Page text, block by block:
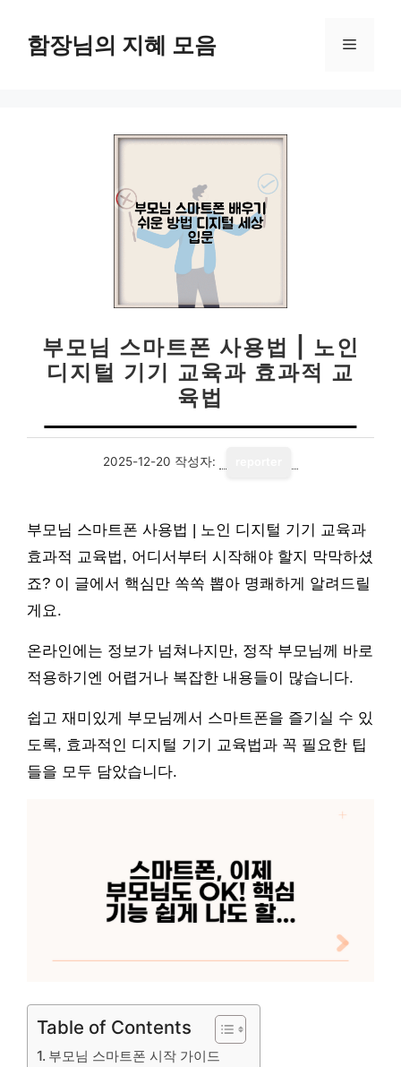
함장님의 지혜 모음 메
부모님 스마트폰 사용법 | 노인
디지털 기기 교육과 효과적 교
육법
2025-12-20 작성자:
부모님 스마트폰 사용법 | 노인 디지털 기기 교육과
효과적 교육법, 어디서부터 시작해야 할지 막막하셨
죠? 이 글에서 핵심만 쏙쏙 뽑아 명쾌하게 알려드릴
게요.
온라인에는 정보가 넘쳐나지만, 정작 부모님께 바로
적용하기엔 어렵거나 복잡한 내용들이 많습니다.
쉽고 재미있게 부모님께서 스마트폰을 즐기실 수 있
도록, 효과적인 디지털 기기 교육법과 꼭 필요한 팁
들을 모두 담았습니다.
Table of Contents
부모님 스마트폰 시작 가이드